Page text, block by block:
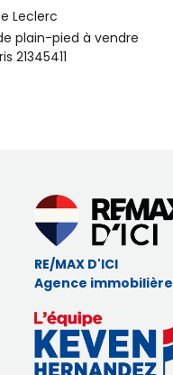
Leclerc
plain-pied à vendre
21345411
RE/MAX D'ICI
Agence immobilière